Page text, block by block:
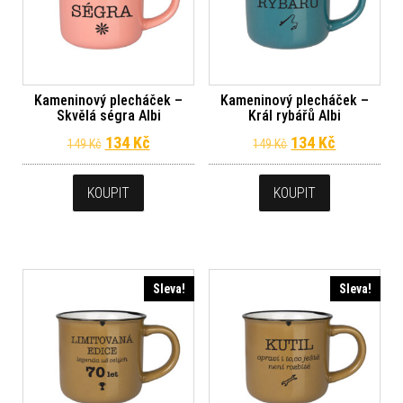
Kameninový plecháček –
Skvělá ségra Albi
149Kč Původní cena byla: 149 Kč.
134 KčAktuální cena je: 134 Kč.
KOUPIT
Kameninový plecháček –
Král rybářů Albi
149Kč Původní cena
134 Kč
KOUPIT
Sleva! Sleva!